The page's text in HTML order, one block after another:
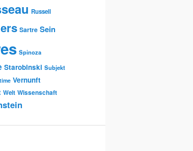
Russell
Sartre Sein
Spinoza
Starobinski Subjekt
time Vernunft
Welt Wissenschaft